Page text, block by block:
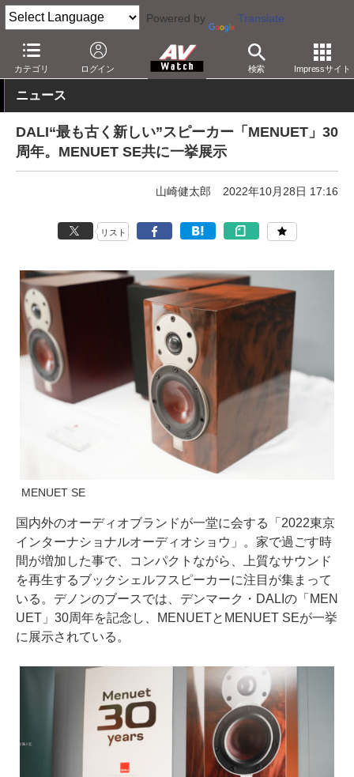
Powered by Translate
カテゴリ ログイン 検索 Impressサイト
AV Watch イベント 東京インターナショナルオーディオショウ
ニュース
DALI“最も古く新しい”スピーカー「MENUET」30
周年。MENUET SE共に一挙展示
山崎健太郎 2022年10月28日 17:16
リスト
MENUET SE
国内外のオーディオブランドが一堂に会する「2022東京
インターナショナルオーディオショウ」。家で過ごす時
間が増加した事で、コンパクトながら、上質なサウンド
を再生するブックシェルフスピーカーに注目が集まって
いる。デノンのブースでは、デンマーク・DALIの「MEN
UET」30周年を記念し、MENUETとMENUET SEが一挙
に展示されている。